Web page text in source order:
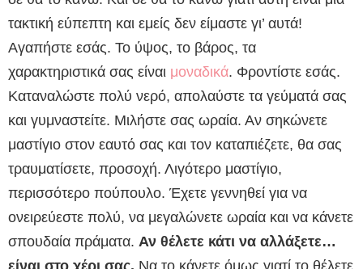
τακτική εύπεπτη και εμείς δεν είμαστε γι’ αυτά!
Αγαπήστε εσάς. Το ύψος, το βάρος, τα
χαρακτηριστικά σας είναι μοναδικά. Φροντίστε εσάς.
Καταναλώστε πολύ νερό, απολαύστε τα γεύματά σας
και γυμναστείτε. Μιλήστε σας ωραία. Αν σηκώνετε
μαστίγιο στον εαυτό σας και τον καταπιέζετε, θα σας
τραυματίσετε, προσοχή. Λιγότερο μαστίγιο,
περισσότερο πούπουλο. Έχετε γεννηθεί για να
ονειρεύεστε πολύ, να μεγαλώνετε ωραία και να κάνετε
σπουδαία πράματα. Αν θέλετε κάτι να αλλάξετε…
είναι στο χέρι σας. Να το κάνετε όμως γιατί το θέλετε